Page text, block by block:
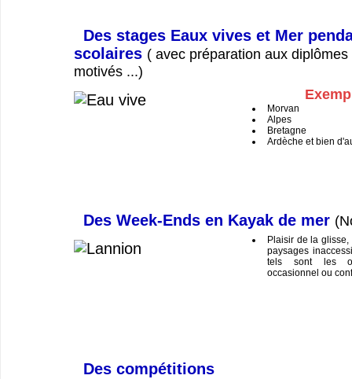
Des stages Eaux vives et Mer
scolaires ( avec préparation aux
motivés ...)
Morvan
Alpes
Bretagne
Ardèche et bien
Des Week-Ends en Kayak de mer
Plaisir de la
paysages
tels sont les
occasionnel ou
Des compétitions